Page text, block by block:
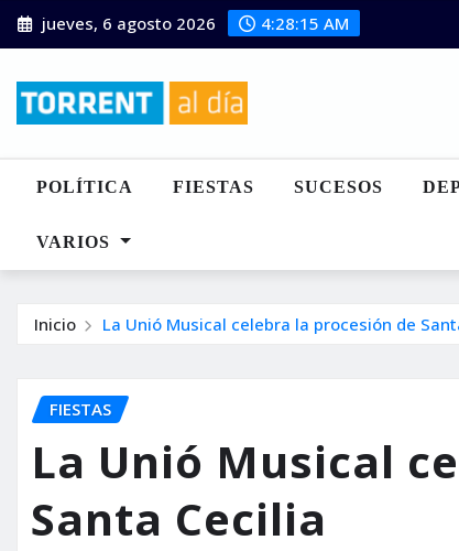
Saltar
al
jueves, 6 agosto 2026 4:28:16 AM
POLÍTICA FIESTAS SUCESOS
VARIOS
Inicio La Unió Musical celebra la procesión de
FIESTAS
La Unió Musical
Santa Cecilia